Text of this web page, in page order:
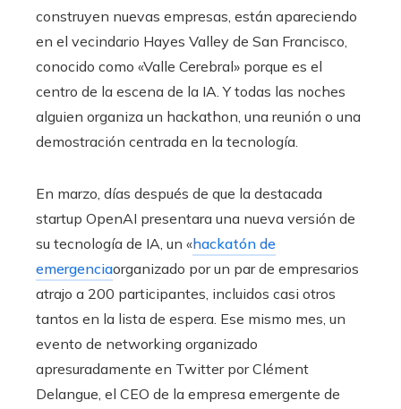
construyen nuevas empresas, están apareciendo
en el vecindario Hayes Valley de San Francisco,
conocido como «Valle Cerebral» porque es el
centro de la escena de la IA. Y todas las noches
alguien organiza un hackathon, una reunión o una
demostración centrada en la tecnología.
En marzo, días después de que la destacada
startup OpenAI presentara una nueva versión de
su tecnología de IA, un «hackatón de
emergenciaorganizado por un par de empresarios
atrajo a 200 participantes, incluidos casi otros
tantos en la lista de espera. Ese mismo mes, un
evento de networking organizado
apresuradamente en Twitter por Clément
Delangue, el CEO de la empresa emergente de